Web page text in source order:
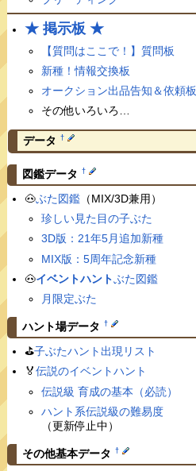
★ 掲示板 ★
【質問はここで！】質問板
新種！情報交換板
オークション出品告知＆依頼板
その他いろいろ…
データ †
図鑑データ †
🐽ぶた図鑑（MIX/3D兼用）
珍しい見た目の子ぶた
3D版：21年5月追加新種
MIX版：5周年記念新種
🐽イベントハントぶた図鑑
月限定ぶた
ハント場データ †
⛳️子ぶたハント出現リスト
🏅伝説のイベントハント
伝説級 育成の基本（必読）
ハント系伝説級の難易度
（更新停止中）
その他基本データ †